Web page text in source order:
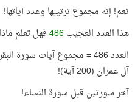
نعم! إنه مجموع ترتيبها وعدد آياتها!
هذا العدد العجيب486فهل تعلم
آل عمران (200 آية)!
آخر سورتين قبل سورة النساء!